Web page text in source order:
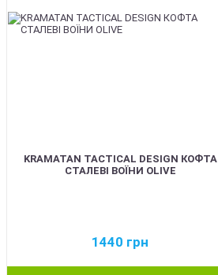
KRAMATAN TACTICAL DESIGN КОФТА
СТАЛЕВІ ВОЇНИ OLIVE
1440 грн